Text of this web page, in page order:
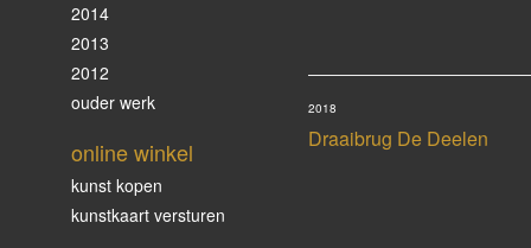
Draaibrug De Deelen
2018
2014
2013
2012
ouder werk
online winkel
kunst kopen
kunstkaart versturen